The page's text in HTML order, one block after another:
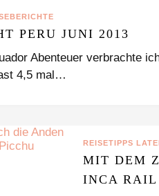
PERU JUNI 2013
Abenteuer verbrachte
4,5 mal…
REISETIPPS
MIT DEM
INCA RAIL